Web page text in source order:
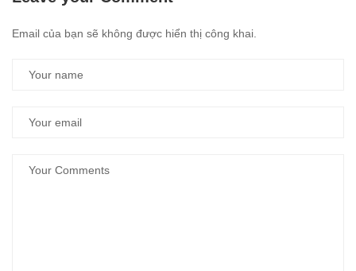
Email của bạn sẽ không được hiển thị công khai.